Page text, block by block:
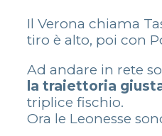
Il Verona chiama
tiro è alto, poi con
Ad andare in rete
la traiettoria giusta
triplice fischio.
Ora le Leonesse